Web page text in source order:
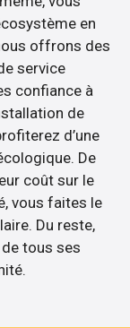
en
offrons des
service
confiance à
de
d’une
De
coût sur le
vous faites le
Du reste,
tous ses